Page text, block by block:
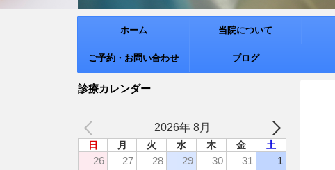
ホーム 当院について
ご予約・お問い合わせ ブログ
診療カレンダー
2026年 8月
日 月 火 水 木 金 土
26 27 28 29 30 31 1